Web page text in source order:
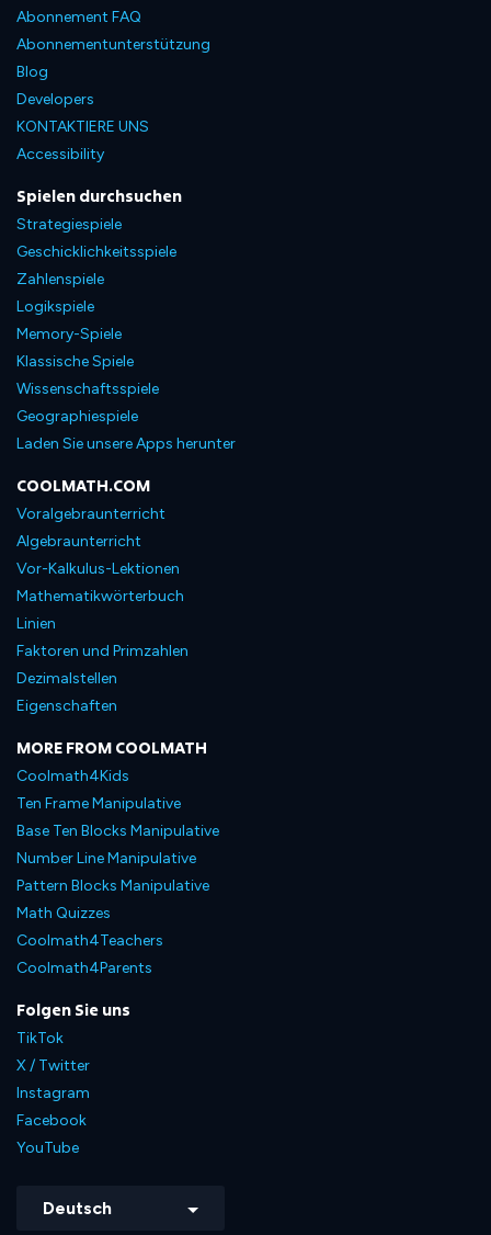
Abonnement FAQ
Abonnementunterstützung
Blog
Developers
KONTAKTIERE UNS
Accessibility
Spielen durchsuchen
Strategiespiele
Geschicklichkeitsspiele
Zahlenspiele
Logikspiele
Memory-Spiele
Klassische Spiele
Wissenschaftsspiele
Geographiespiele
Laden Sie unsere Apps herunter
COOLMATH.COM
Voralgebraunterricht
Algebraunterricht
Vor-Kalkulus-Lektionen
Mathematikwörterbuch
Linien
Faktoren und Primzahlen
Dezimalstellen
Eigenschaften
MORE FROM COOLMATH
Coolmath4Kids
Ten Frame Manipulative
Base Ten Blocks Manipulative
Number Line Manipulative
Pattern Blocks Manipulative
Math Quizzes
Coolmath4Teachers
Coolmath4Parents
Folgen Sie uns
TikTok
X / Twitter
Instagram
Facebook
YouTube
Deutsch